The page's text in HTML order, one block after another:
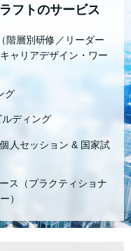
フトのサービス
階層別研修／リーダー
ャリアデザイン・ワー
グ
ディング
人セッション & 国家試
ス（プラクティショナ
）